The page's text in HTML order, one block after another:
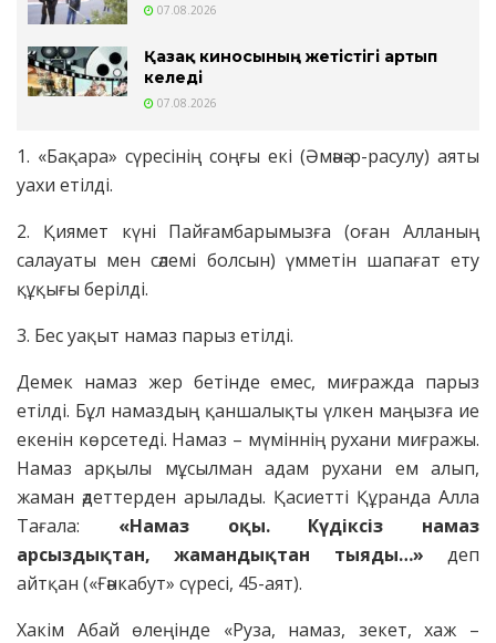
07.08.2026
Қазақ киносының жетістігі артып
келеді
07.08.2026
1. «Бақара» сүресінің соңғы екі (Әмәнә-р-расулу) аяты
уахи етілді.
2. Қиямет күні Пайғамбарымызға (оған Алланың
салауаты мен сәлемі болсын) үмметін шапағат ету
құқығы берілді.
3. Бес уақыт намаз парыз етілді.
Демек намаз жер бетінде емес, миғражда парыз
етілді. Бұл намаздың қаншалықты үлкен маңызға ие
екенін көрсетеді. Намаз – мүміннің рухани миғражы.
Намаз арқылы мұсылман адам рухани ем алып,
жаман әдеттерден арылады. Қасиетті Құранда Алла
Тағала: «Намаз оқы. Күдіксіз намаз
арсыздықтан, жамандықтан тыяды…» деп
айтқан («Ғәнкабут» сүресі, 45-аят).
Хакім Абай өлеңінде «Руза, намаз, зекет, хаж –